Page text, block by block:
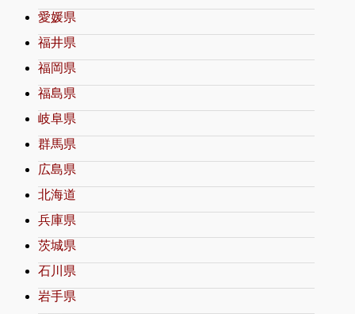
愛媛県
福井県
福岡県
福島県
岐阜県
群馬県
広島県
北海道
兵庫県
茨城県
石川県
岩手県